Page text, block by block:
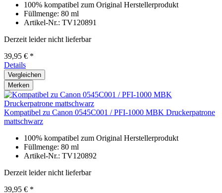
100% kompatibel zum Original Herstellerprodukt
Füllmenge: 80 ml
Artikel-Nr.: TV120891
Derzeit leider nicht lieferbar
39,95 € *
Details
Vergleichen
Merken
Kompatibel zu Canon 0545C001 / PFI-1000 MBK Druckerpatrone
mattschwarz
100% kompatibel zum Original Herstellerprodukt
Füllmenge: 80 ml
Artikel-Nr.: TV120892
Derzeit leider nicht lieferbar
39,95 € *